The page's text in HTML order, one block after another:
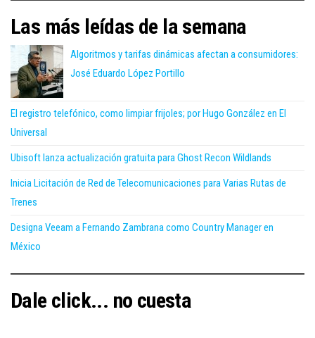
Las más leídas de la semana
Algoritmos y tarifas dinámicas afectan a consumidores:
José Eduardo López Portillo
El registro telefónico, como limpiar frijoles; por Hugo González en El
Universal
Ubisoft lanza actualización gratuita para Ghost Recon Wildlands
Inicia Licitación de Red de Telecomunicaciones para Varias Rutas de
Trenes
Designa Veeam a Fernando Zambrana como Country Manager en
México
Dale click... no cuesta